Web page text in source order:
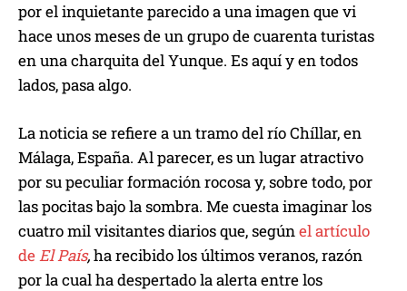
por el inquietante parecido a una imagen que vi
hace unos meses de un grupo de cuarenta turistas
en una charquita del Yunque. Es aquí y en todos
lados, pasa algo.
La noticia se refiere a un tramo del río Chíllar, en
Málaga, España. Al parecer, es un lugar atractivo
por su peculiar formación rocosa y, sobre todo, por
las pocitas bajo la sombra. Me cuesta imaginar los
cuatro mil visitantes diarios que, segúnel artículo
deEl País,ha recibido los últimos veranos, razón
por la cual ha despertado la alerta entre los